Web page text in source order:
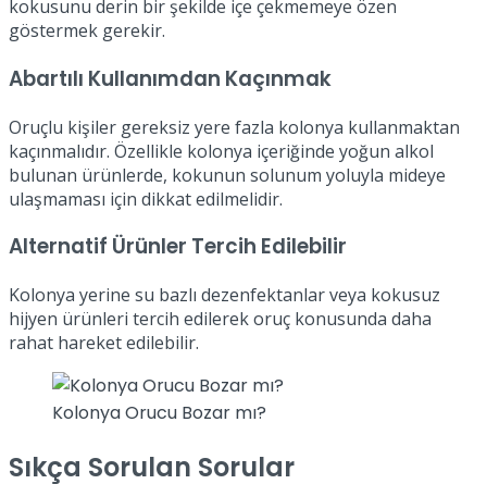
kokusunu derin bir şekilde içe çekmemeye özen
göstermek gerekir.
Abartılı Kullanımdan Kaçınmak
Oruçlu kişiler gereksiz yere fazla kolonya kullanmaktan
kaçınmalıdır. Özellikle kolonya içeriğinde yoğun alkol
bulunan ürünlerde, kokunun solunum yoluyla mideye
ulaşmaması için dikkat edilmelidir.
Alternatif Ürünler Tercih Edilebilir
Kolonya yerine su bazlı dezenfektanlar veya kokusuz
hijyen ürünleri tercih edilerek oruç konusunda daha
rahat hareket edilebilir.
Kolonya Orucu Bozar mı?
Sıkça Sorulan Sorular